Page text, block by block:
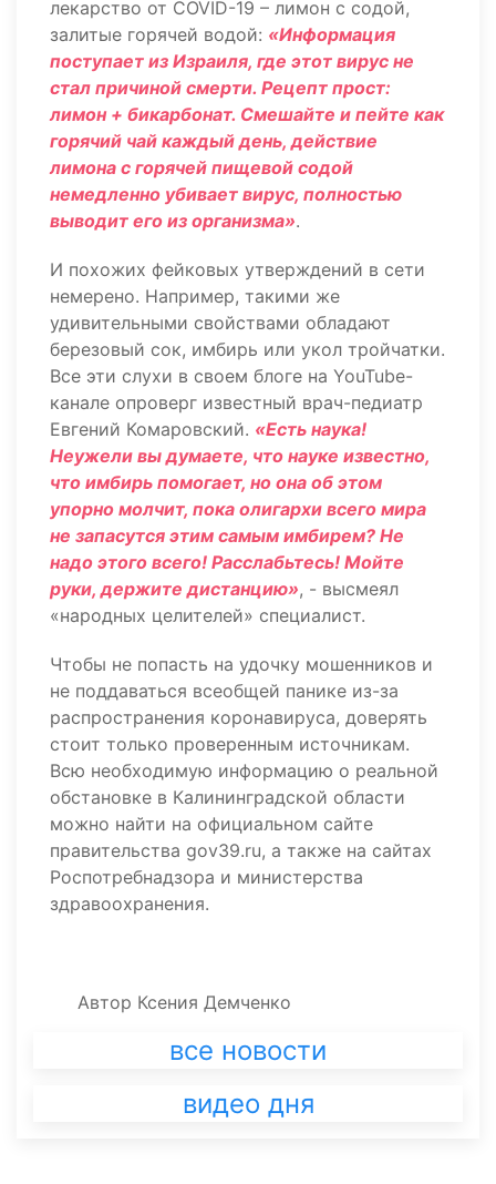
лекарство от COVID-19 – лимон с содой,
залитые горячей водой: «Информация
поступает из Израиля, где этот вирус не
стал причиной смерти. Рецепт прост:
лимон + бикарбонат. Смешайте и пейте как
горячий чай каждый день, действие
лимона с горячей пищевой содой
немедленно убивает вирус, полностью
выводит его из организма».
И похожих фейковых утверждений в сети
немерено. Например, такими же
удивительными свойствами обладают
березовый сок, имбирь или укол тройчатки.
Все эти слухи в своем блоге на YouTube-
канале опроверг известный врач-педиатр
Евгений Комаровский. «Есть наука!
Неужели вы думаете, что науке известно,
что имбирь помогает, но она об этом
упорно молчит, пока олигархи всего мира
не запасутся этим самым имбирем? Не
надо этого всего! Расслабьтесь! Мойте
руки, держите дистанцию», - высмеял
«народных целителей» специалист.
Чтобы не попасть на удочку мошенников и
не поддаваться всеобщей панике из-за
распространения коронавируса, доверять
стоит только проверенным источникам.
Всю необходимую информацию о реальной
обстановке в Калининградской области
можно найти на официальном сайте
правительства gov39.ru, а также на сайтах
Роспотребнадзора и министерства
здравоохранения.
Автор Ксения Демченко
все новости
видео дня